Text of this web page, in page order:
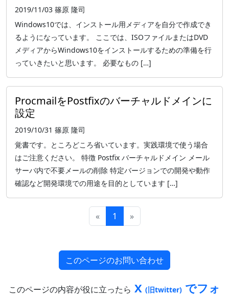
2019/11/03 篠原 隆司
Windows10では、インストール用メディアを自分で作成でき
るようになっています。 ここでは、ISOファイルまたはDVD
メディアからWindows10をインストールするための準備を行
っていきたいと思います。 必要なもの […]
ProcmailをPostfixのバーチャルドメインに
設定
2019/10/31 篠原 隆司
覚書です。ところどころ省いています。実践環境で使う場合
はご注意ください。 特徴 Postfix バーチャルドメイン メール
サーバ内で不要メールの削除 特定バージョンでの開発や動作
確認など開発環境での用途を目的としています […]
« 1 »
このページのお問い合わせ
このページの内容が役に立ったら X (旧twitter) でフォ